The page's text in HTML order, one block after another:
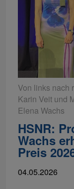
Von links nach
Karin Veit und
Elena Wachs
HSNR:
Wachs
Preis
04.05.2026